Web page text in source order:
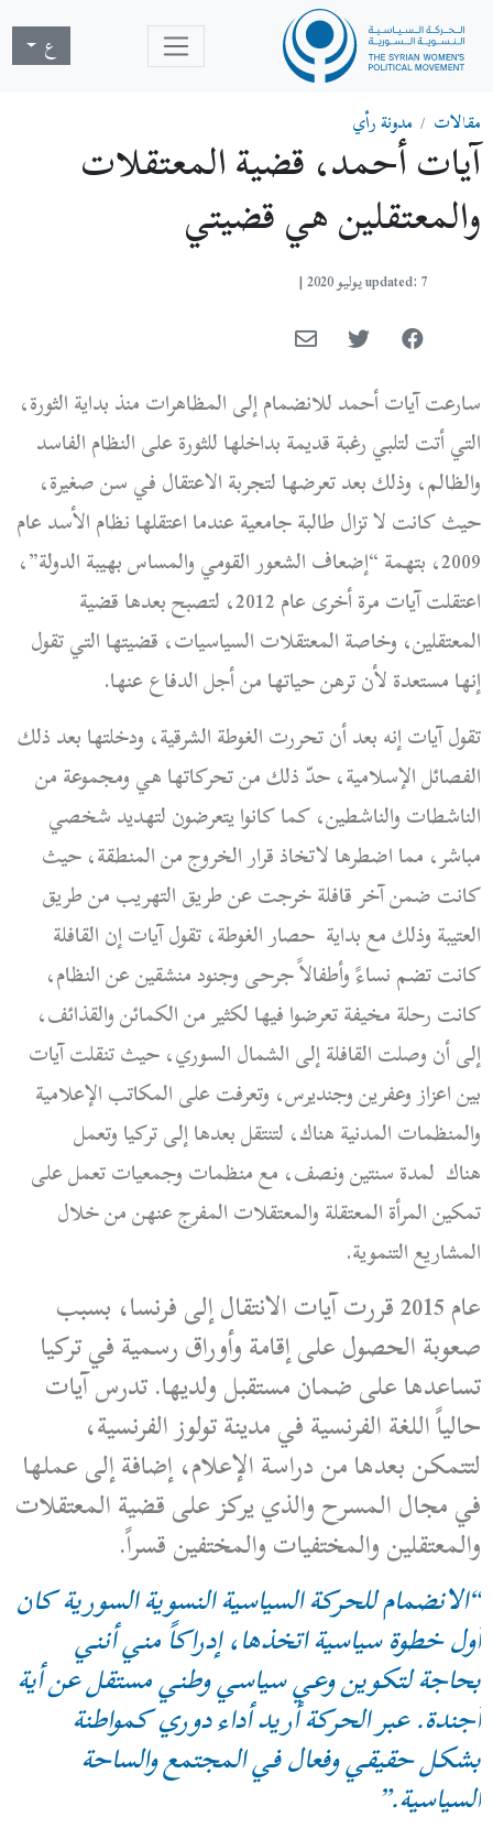
ع
مقالات مدونة رأي
آيات أحمد، قضية المعتقلات
والمعتقلين هي قضيتي
updated: 7 يوليو 2020 |
سارعت آيات أحمد للانضمام إلى المظاهرات منذ بداية الثورة،
التي أتت لتلبي رغبة قديمة بداخلها للثورة على النظام الفاسد
والظالم، وذلك بعد تعرضها لتجربة الاعتقال في سن صغيرة،
حيث كانت لا تزال طالبة جامعية عندما اعتقلها نظام الأسد عام
2009، بتهمة “إضعاف الشعور القومي والمساس بهيبة الدولة”،
اعتقلت آيات مرة أخرى عام 2012، لتصبح بعدها قضية
المعتقلين، وخاصة المعتقلات السياسيات، قضيتها التي تقول
إنها مستعدة لأن ترهن حياتها من أجل الدفاع عنها.
تقول آيات إنه بعد أن تحررت الغوطة الشرقية، ودخلتها بعد ذلك
الفصائل الإسلامية، حدّ ذلك من تحركاتها هي ومجموعة من
الناشطات والناشطين، كما كانوا يتعرضون لتهديد شخصي
مباشر، مما اضطرها لاتخاذ قرار الخروج من المنطقة، حيث
كانت ضمن آخر قافلة خرجت عن طريق التهريب من طريق
العتيبة وذلك مع بداية حصار الغوطة، تقول آيات إن القافلة
كانت تضم نساءً وأطفالاً جرحى وجنود منشقين عن النظام،
كانت رحلة مخيفة تعرضوا فيها لكثير من الكمائن والقذائف،
إلى أن وصلت القافلة إلى الشمال السوري، حيث تنقلت آيات
بين اعزاز وعفرين وجنديرس، وتعرفت على المكاتب الإعلامية
والمنظمات المدنية هناك، لتنتقل بعدها إلى تركيا وتعمل
هناك لمدة سنتين ونصف، مع منظمات وجمعيات تعمل على
تمكين المرأة المعتقلة والمعتقلات المفرج عنهن من خلال
المشاريع التنموية.
عام 2015 قررت آيات الانتقال إلى فرنسا، بسبب
صعوبة الحصول على إقامة وأوراق رسمية في تركيا
تساعدها على ضمان مستقبل ولديها. تدرس آيات
حالياً اللغة الفرنسية في مدينة تولوز الفرنسية،
لتتمكن بعدها من دراسة الإعلام، إضافة إلى عملها
في مجال المسرح والذي يركز على قضية المعتقلات
والمعتقلين والمختفيات والمختفين قسراً.
“الانضمام للحركة السياسية النسوية السورية كان
أول خطوة سياسية اتخذها، إدراكاً مني أنني
بحاجة لتكوين وعي سياسي وطني مستقل عن أية
أجندة. عبر الحركة أريدأداء دوري كمواطنة
بشكل حقيقي وفعال في المجتمع والساحة
السياسية.”